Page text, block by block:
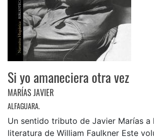
Si yo amaneciera otra vez
MARÍAS JAVIER
ALFAGUARA.
Un sentido tributo de Javier Marías a
literatura de William Faulkner Este